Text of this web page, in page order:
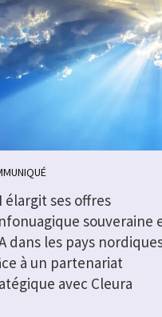
élargit ses offres
souveraine
dans les pays
à un partenariat
avec Cleura